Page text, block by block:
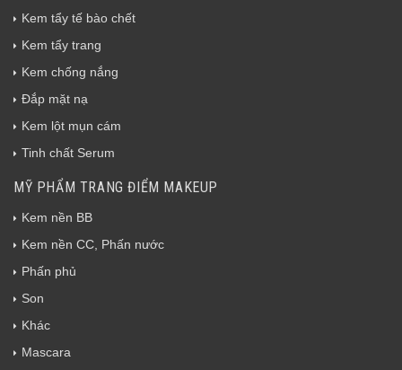
Kem tẩy tế bào chết
Kem tẩy trang
Kem chống nắng
Đắp mặt nạ
Kem lột mụn cám
Tinh chất Serum
MỸ PHẨM TRANG ĐIỂM MAKEUP
Kem nền BB
Kem nền CC, Phấn nước
Phấn phủ
Son
Khác
Mascara